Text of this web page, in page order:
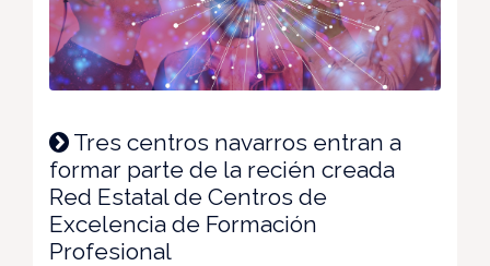
Tres centros navarros entran a
formar parte de la recién creada
Red Estatal de Centros de
Excelencia de Formación
Profesional